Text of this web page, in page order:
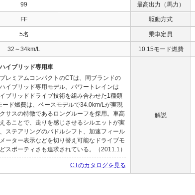
99 最高出力（馬力）
FF 駆動方式
5名 乗車定員
32～34km/L 10.15モード燃費
イブリッド専用車
レミアムコンパクトのCTは、同ブランドの
イブリッド専用モデル。パワートレインは
ブリッドドライブ技術を組み合わせた1種類
ド燃費は、ベースモデルで34.0km/Lが実現
サスの特徴であるロングルーフを採用。車高
ることで、走りを感じさせるシルエットが実
ステアリングのパドルシフト、加速フィール
ーター表示などを切り替え可能なドライブモ
スポーティさも追求されている。（2011.1）
CTのカタログを見る
解説